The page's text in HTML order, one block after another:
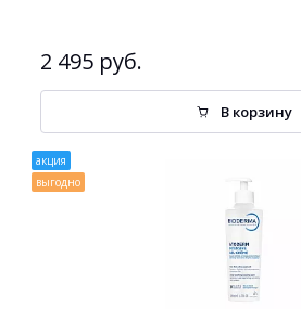
2 495 руб.
В корзину
акция
выгодно